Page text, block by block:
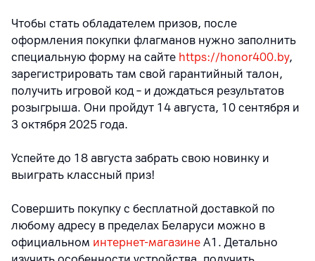
Чтобы стать обладателем призов, после
оформления покупки флагманов нужно заполнить
специальную форму на сайте https://honor400.by,
зарегистрировать там свой гарантийный талон,
получить игровой код – и дождаться результатов
розыгрыша. Они пройдут 14 августа, 10 сентября и
3 октября 2025 года.
Успейте до 18 августа забрать свою новинку и
выиграть классный приз!
Совершить покупку с бесплатной доставкой по
любому адресу в пределах Беларуси можно в
официальном интернет-магазине А1. Детально